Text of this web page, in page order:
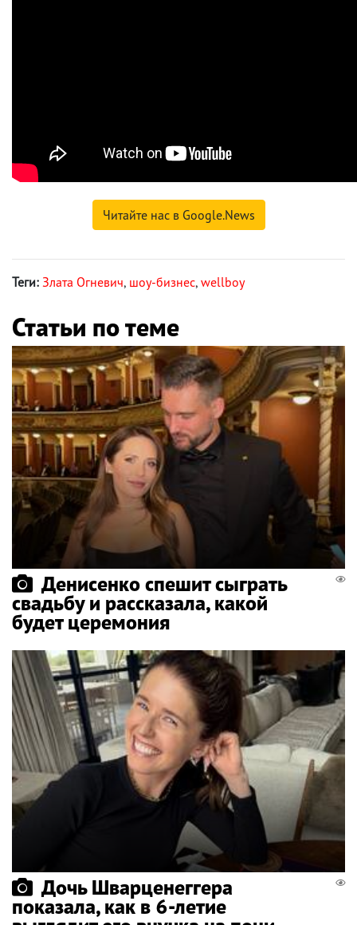
Читайте нас в Google.News
Теги: Злата Огневич, шоу-бизнес, wellboy
Статьи по теме
Денисенко спешит сыграть
свадьбу и рассказала, какой
будет церемония
Дочь Шварценеггера
показала, как в 6-летие